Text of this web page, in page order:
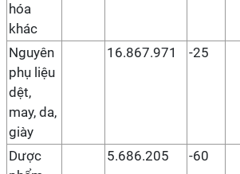
hóa
khác
Nguyên
phụ liệu
dệt,
may, da,
giày
16.867.971 -25
Dược
5.686.205 -60